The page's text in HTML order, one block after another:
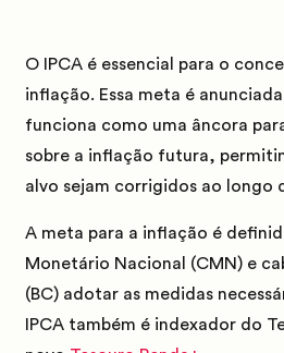
O IPCA é essencial para o
inflação. Essa meta é
funciona como uma âncora
sobre a inflação futura,
alvo sejam corrigidos ao longo
A meta para a inflação é
Monetário Nacional (CMN)e
(BC)adotar as medidas
IPCA também é indexador do